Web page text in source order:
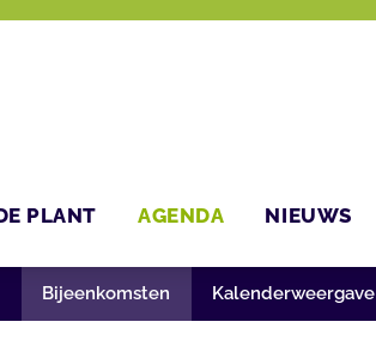
PLANT AGENDA NIEUWS
Bijeenkomsten Kalenderweergave